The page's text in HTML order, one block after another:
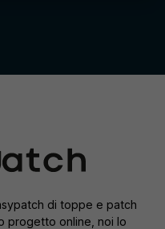
di toppe e patch
progetto online, noi lo